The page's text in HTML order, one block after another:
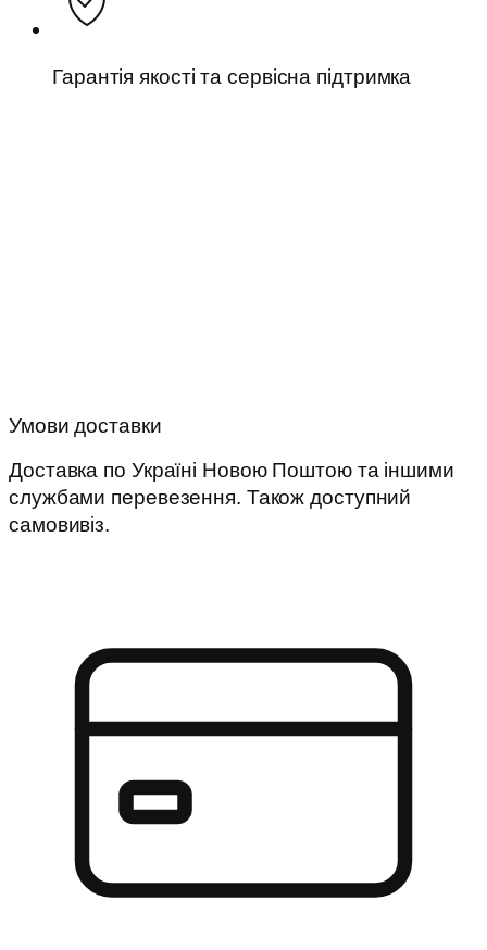
Гарантія якості та сервісна підтримка
Умови доставки
Доставка по Україні Новою Поштою та іншими
службами перевезення. Також доступний
самовивіз.